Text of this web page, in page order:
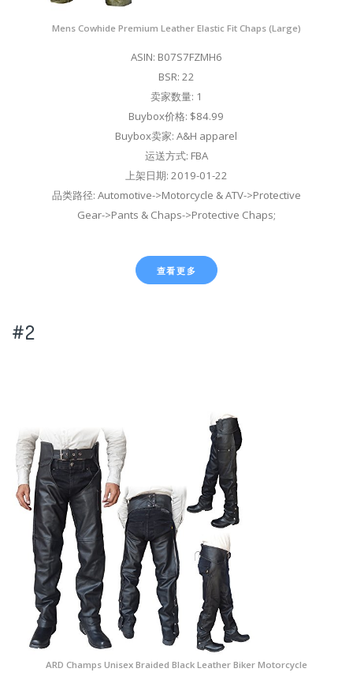
Mens Cowhide Premium Leather Elastic Fit Chaps (Large)
ASIN: B07S7FZMH6
BSR: 22
卖家数量: 1
Buybox价格: $84.99
Buybox卖家: A&H apparel
运送方式: FBA
上架日期: 2019-01-22
品类路径: Automotive->Motorcycle & ATV->Protective
Gear->Pants & Chaps->Protective Chaps;
查看更多
#2
ARD Champs Unisex Braided Black Leather Biker Motorcycle